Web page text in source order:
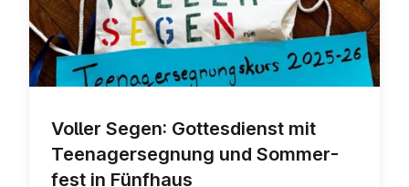
Voller Segen: Got­tes­dienst mit
Teen­ager­seg­nung und Som­mer­
fest in Fünfhaus